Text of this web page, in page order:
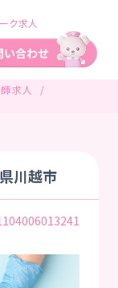
ク求人
求人
川越市